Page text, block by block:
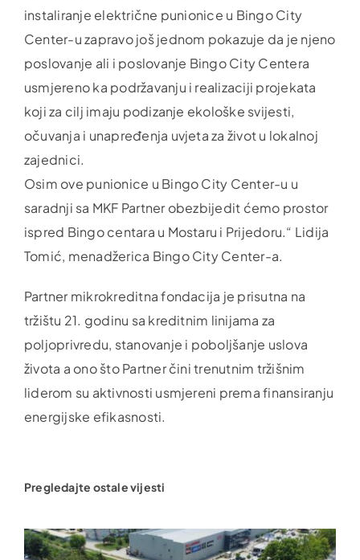
instaliranje električne punionice u Bingo City
Center-u zapravo još jednom pokazuje da je njeno
poslovanje ali i poslovanje Bingo City Centera
usmjereno ka podržavanju i realizaciji projekata
koji za cilj imaju podizanje ekološke svijesti,
očuvanja i unapređenja uvjeta za život u lokalnoj
zajednici.
Osim ove punionice u Bingo City Center-u u
saradnji sa MKF Partner obezbijedit ćemo prostor
ispred Bingo centara u Mostaru i Prijedoru.“ Lidija
Tomić, menadžerica Bingo City Center-a.
Partner mikrokreditna fondacija je prisutna na
tržištu 21. godinu sa kreditnim linijama za
poljoprivredu, stanovanje i poboljšanje uslova
života a ono što Partner čini trenutnim tržišnim
liderom su aktivnosti usmjereni prema finansiranju
energijske efikasnosti.
Pregledajte ostale vijesti